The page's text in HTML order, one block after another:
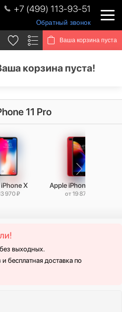
+7 (499) 113-93-51
Обратный звонок
Ваша корзина пуста
корзина пуста!
11 Pro
11 Pro
X
970 ₽
Apple iPhone 8 Plus
от 19 870 ₽
выходных.
бесплатная доставка по